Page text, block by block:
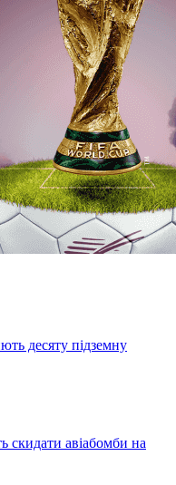
десяту підземну
скидати авіабомби на